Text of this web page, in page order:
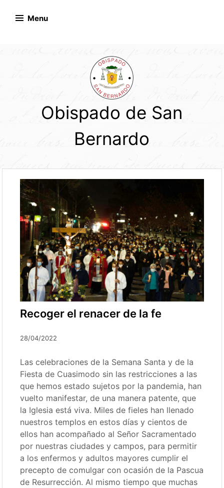
Menu
Obispado de San
Bernardo
Recoger el renacer de la fe
28/04/2022
Las celebraciones de la Semana Santa y de la
Fiesta de Cuasimodo sin las restricciones a las
que hemos estado sujetos por la pandemia, han
vuelto manifestar, de una manera patente, que
la Iglesia está viva. Miles de fieles han llenado
nuestros templos en estos días y cientos de
ellos han acompañado al Señor Sacramentado
por nuestras ciudades y campos, para permitir
a los enfermos y adultos mayores cumplir el
precepto de comulgar con ocasión de la Pascua
de Resurrección. Al mismo tiempo que muchas